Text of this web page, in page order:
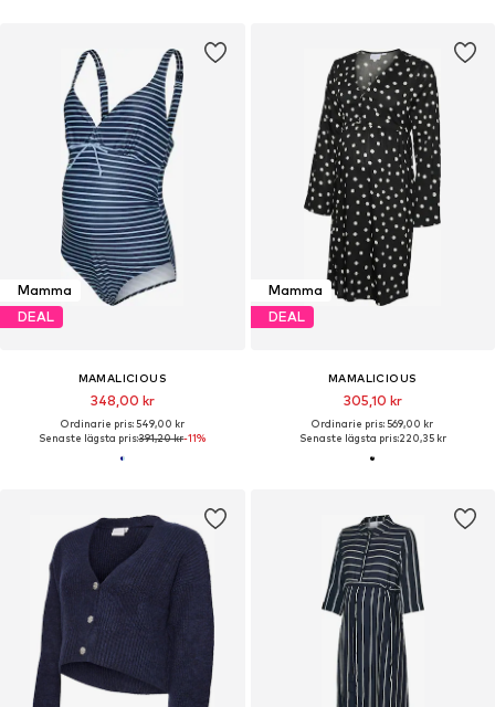
Mamma
DEAL
MAMALICIOUS
348,00 kr
Ordinarie pris: 549,00 kr
Senaste lägsta pris:391,20 kr-11%
Mamma
DEAL
MAMALICIOUS
305,10 kr
Ordinarie pris: 569,00 kr
Senaste lägsta pris:220,35 kr